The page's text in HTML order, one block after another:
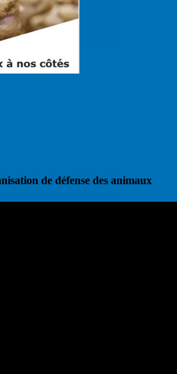
de défense des animaux